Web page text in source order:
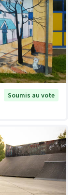
Soumis au vote